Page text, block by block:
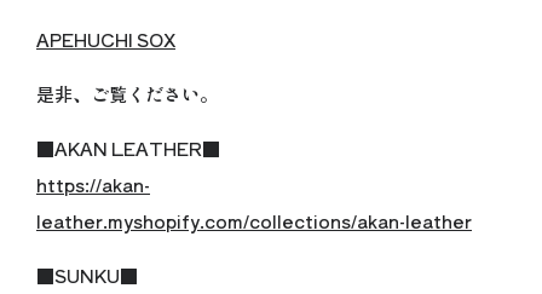
APEHUCHI SOX
是非、ご覧ください。
■AKAN LEATHER■
https://akan-
leather.myshopify.com/collections/akan-leather
■SUNKU■